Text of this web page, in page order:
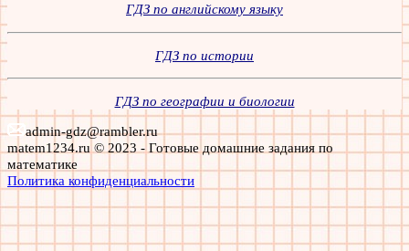
ГДЗ по английскому языку
ГДЗ по истории
ГДЗ по географии и биологии
admin-gdz@rambler.ru
matem1234.ru © 2023 - Готовые домашние задания по
математике
Политика конфиденциальности